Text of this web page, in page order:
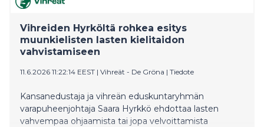
Vihreiden Hyrköltä rohkea esitys
muunkielisten lasten kielitaidon
vahvistamiseen
11.6.2026 11:22:14 EEST | Vihreät - De Gröna | Tiedote
Kansanedustaja ja vihreän eduskuntaryhmän
varapuheenjohtaja Saara Hyrkkö ehdottaa lasten
vahvempaa ohjaamista tai jopa velvoittamista